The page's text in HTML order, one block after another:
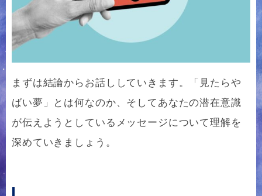
まずは結論からお話ししていきます。「見たらや
ばい夢」とは何なのか、そしてあなたの潜在意識
が伝えようとしているメッセージについて理解を
深めていきましょう。